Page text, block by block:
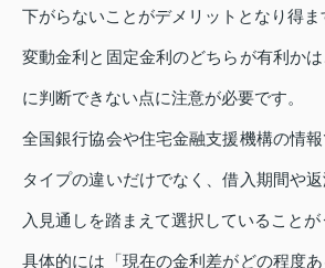
下がらないことがデメリットとなり得ま
変動金利と固定金利のどちらが有利か
に判断できない点に注意が必要です。
全国銀行協会や住宅金融支援機構の情
タイプの違いだけでなく、借入期間や
入見通しを踏まえて選択していることが
具体的には「現在の金利差がどの程度